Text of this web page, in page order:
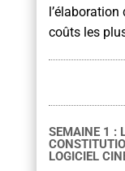
l’élaboration
coûts les
SEMAINE 1 :
LOGICIEL